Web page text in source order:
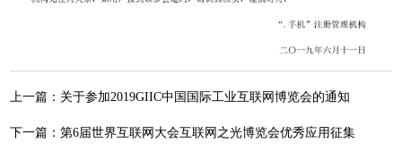
上一篇： 关于参加2019GIIC中国国际工业互联网博览会的通知
下一篇：第6届世界互联网大会互联网之光博览会优秀应用征集